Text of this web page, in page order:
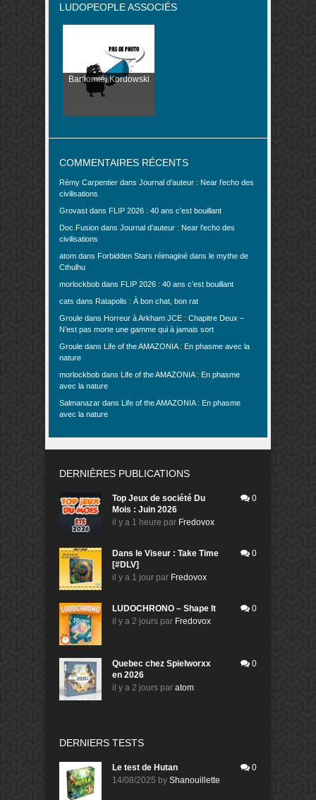
LUDOPEOPLE ASSOCIÉS
Bartłomiej Kordowski
COMMENTAIRES RÉCENTS
Rémy Carpentier dans Journal d’auteur : Near l’echo des
civilisations
Grovast dans FLIP 2026 : 40 ans c’est bouillant
Doc.Fusion dans Journal d’auteur : Near l’echo des
civilisations
atom dans Forbidden Stars réimaginé dans le mythe de
Cthulhu
morlockbob dans FLIP 2026 : 40 ans c’est bouillant
cats dans Ratapolis : À bon chat, bon rat
Groule dans Horreur à Arkham JCE : Chapitre Deux –
N’est pas morte une gamme qui à jamais sort
Groule dans Life of the AMAZONIA : En phasme avec la
nature
morlockbob dans Life of the AMAZONIA : En phasme
avec la nature
Salmanazar dans Life of the AMAZONIA : En phasme
avec la nature
DERNIÈRES PUBLICATIONS
Top Jeux de société Du
Mois : Juin 2026
il y a 1 heure par Fredovox
0
Dans le Viseur : Take Time
[#DLV]
il y a 1 jour par Fredovox
0
LUDOCHRONO – Shape It
il y a 2 jours par Fredovox
0
Quebec chez Spielworxx
en 2026
il y a 2 jours par atom
0
DERNIERS TESTS
Le test de Hutan
14/08/2025 by Shanouillette
0